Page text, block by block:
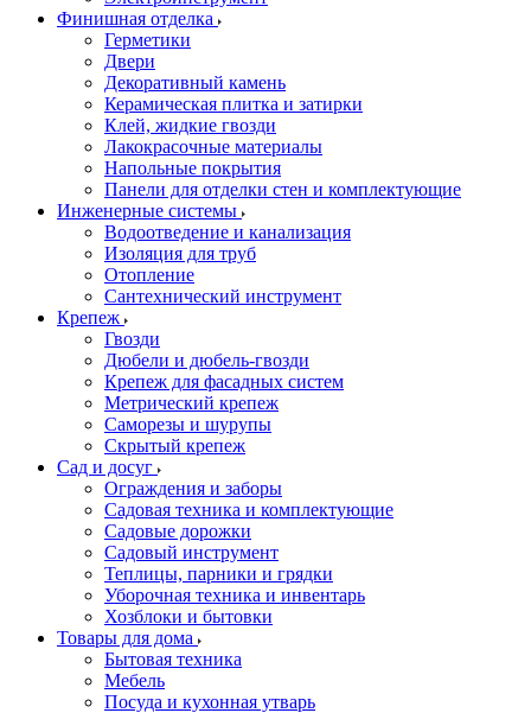
Финишная отделка
Герметики
Двери
Декоративный камень
Керамическая плитка и затирки
Клей, жидкие гвозди
Лакокрасочные материалы
Напольные покрытия
Панели для отделки стен и комплектующие
Инженерные системы
Водоотведение и канализация
Изоляция для труб
Отопление
Сантехнический инструмент
Крепеж
Гвозди
Дюбели и дюбель-гвозди
Крепеж для фасадных систем
Метрический крепеж
Саморезы и шурупы
Скрытый крепеж
Сад и досуг
Ограждения и заборы
Садовая техника и комплектующие
Садовые дорожки
Садовый инструмент
Теплицы, парники и грядки
Уборочная техника и инвентарь
Хозблоки и бытовки
Товары для дома
Бытовая техника
Мебель
Посуда и кухонная утварь